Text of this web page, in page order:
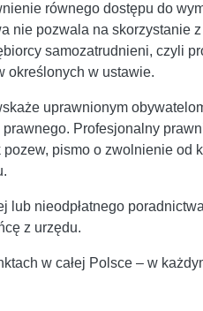
równego dostępu do
pozwala na skorzystanie z
samozatrudnieni, czyli
określonych w ustawie.
uprawnionym
Profesjonalny
pismo o zwolnienie od
lub nieodpłatnego
z urzędu.
w całej Polsce – w